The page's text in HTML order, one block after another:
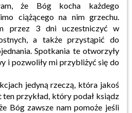
że Bóg kocha każdego
ciążącego na nim grzechu.
przez 3 dni uczestniczyć w
a także przystąpić do
Spotkania te otworzyły
i pozwoliły mi przybliżyć się do
jedyną rzeczą, która jakoś
ten przykład, który podał ksiądz
Bóg zawsze nam pomoże jeśli